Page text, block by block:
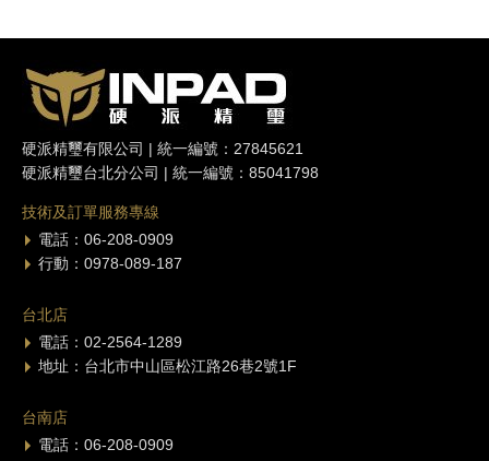
硬派精璽有限公司 | 統一編號：27845621
硬派精璽台北分公司 | 統一編號：85041798
技術及訂單服務專線
電話：06-208-0909
行動：0978-089-187
台北店
電話：02-2564-1289
地址：台北市中山區松江路26巷2號1F
台南店
電話：06-208-0909